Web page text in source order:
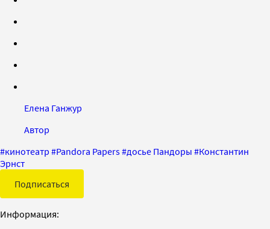
Елена Ганжур
Автор
#кинотеатр #Pandora Papers#досье Пандоры #Константин
Эрнст
Подписаться
Информация: